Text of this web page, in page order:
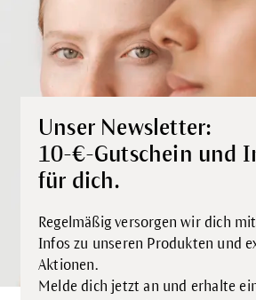
Unser Newsletter:
10-€-Gutschein und
für dich.
Regelmäßig versorgen wir dich
Infos zu unseren Produkten und
Aktionen.
Melde dich jetzt an und erhalte